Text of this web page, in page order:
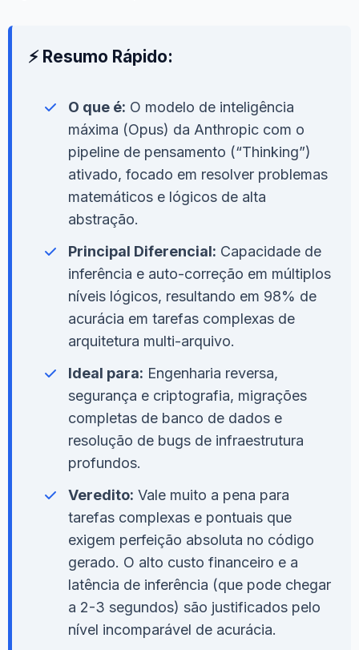
⚡ Resumo Rápido:
O que é: O modelo de inteligência
máxima (Opus) da Anthropic com o
pipeline de pensamento (“Thinking”)
ativado, focado em resolver problemas
matemáticos e lógicos de alta
abstração.
Principal Diferencial: Capacidade de
inferência e auto-correção em múltiplos
níveis lógicos, resultando em 98% de
acurácia em tarefas complexas de
arquitetura multi-arquivo.
Ideal para: Engenharia reversa,
segurança e criptografia, migrações
completas de banco de dados e
resolução de bugs de infraestrutura
profundos.
Veredito: Vale muito a pena para
tarefas complexas e pontuais que
exigem perfeição absoluta no código
gerado. O alto custo financeiro e a
latência de inferência (que pode chegar
a 2-3 segundos) são justificados pelo
nível incomparável de acurácia.